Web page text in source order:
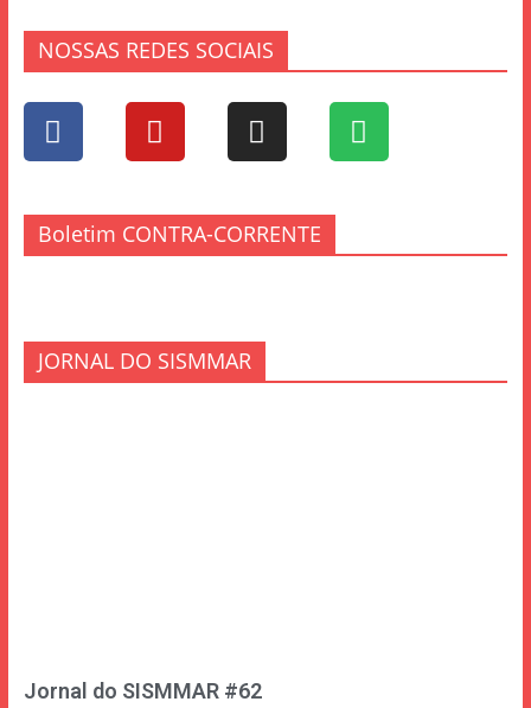
NOSSAS REDES SOCIAIS
Boletim CONTRA-CORRENTE
JORNAL DO SISMMAR
Jornal do SISMMAR #62